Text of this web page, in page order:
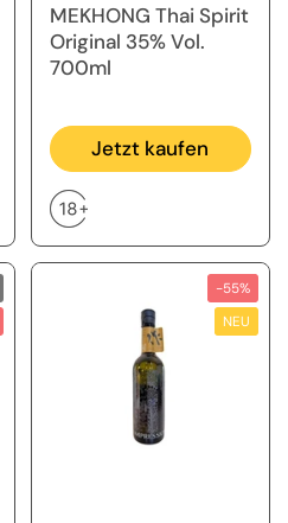
MEKHONG Thai Spirit
Original 35% Vol.
700ml
Jetzt kaufen
-55%
NEU